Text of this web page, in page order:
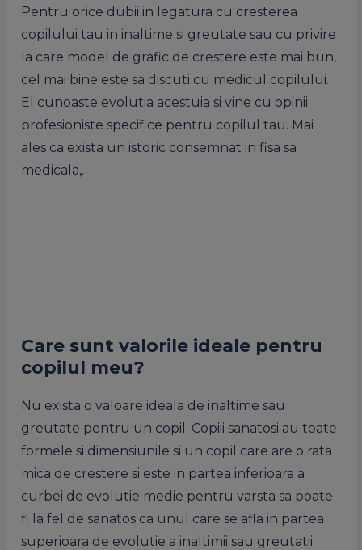
Pentru orice dubii in legatura cu cresterea
copilului tau in inaltime si greutate sau cu privire
la care model de grafic de crestere este mai bun,
cel mai bine este sa discuti cu medicul copilului.
El cunoaste evolutia acestuia si vine cu opinii
profesioniste specifice pentru copilul tau. Mai
ales ca exista un istoric consemnat in fisa sa
medicala,.
Care sunt valorile ideale pentru
copilul meu?
Nu exista o valoare ideala de inaltime sau
greutate pentru un copil. Copiii sanatosi au toate
formele si dimensiunile si un copil care are o rata
mica de crestere si este in partea inferioara a
curbei de evolutie medie pentru varsta sa poate
fi la fel de sanatos ca unul care se afla in partea
superioara de evolutie a inaltimii sau greutatii